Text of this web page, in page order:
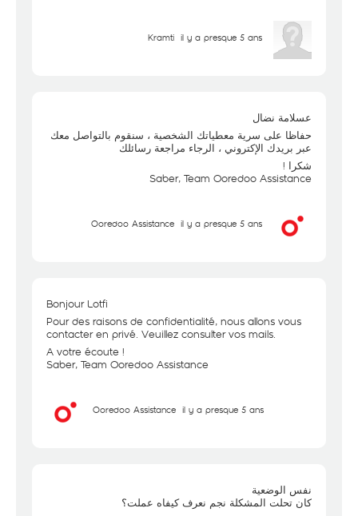
Kramti il y a presque 5 ans
عسلامة نضال
حفاظا على سرية معطياتك الشخصية ، سنقوم بالتواصل معك
عبر بريدك الإكتروني ، الرجاء مراجعة رسائلك
شكرا !
Saber, Team Ooredoo Assistance
Ooredoo Assistance il y a presque 5 ans
Bonjour Lotfi
Pour des raisons de confidentialité, nous allons vous
contacter en privé. Veuillez consulter vos mails.
A votre écoute !
Saber, Team Ooredoo Assistance
Ooredoo Assistance il y a presque 5 ans
نفس الوضعية
كان تحلت المشكلة نجم نعرف كيفاه عملت؟